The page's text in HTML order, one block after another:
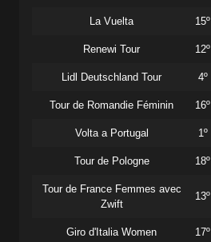
La Vuelta 15º
Renewi Tour 12º
Lidl Deutschland Tour 4º
Tour de Romandie Féminin 16º
Volta a Portugal 1º
Tour de Pologne 18º
Tour de France Femmes avec
Zwift
13º
Giro d'Italia Women 17º